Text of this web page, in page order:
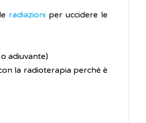
radiazioniper uccidere le
adiuvante)
la radioterapia perché è